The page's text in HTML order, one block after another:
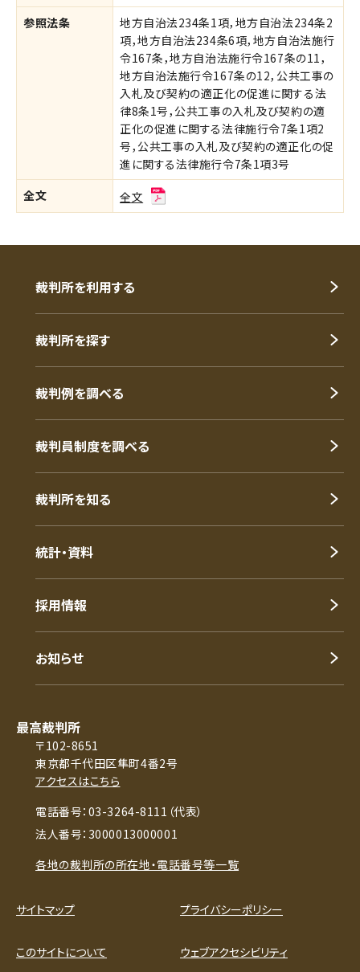
参照法条
地方自治法234条1項，地方自治法234条2
項，地方自治法234条6項，地方自治法施行
令167条，地方自治法施行令167条の11，
地方自治法施行令167条の12，公共工事の
入札及び契約の適正化の促進に関する法
律8条1号，公共工事の入札及び契約の適
正化の促進に関する法律施行令7条1項2
号，公共工事の入札及び契約の適正化の促
進に関する法律施行令7条1項3号
全文
全文
裁判所を利用する
裁判所を探す
裁判例を調べる
裁判員制度を調べる
裁判所を知る
統計・資料
採用情報
お知らせ
最高裁判所
〒102-8651
東京都千代田区隼町4番2号
アクセスはこちら
電話番号：03-3264-8111（代表）
法人番号：3000013000001
各地の裁判所の所在地・電話番号等一覧
サイトマップ プライバシーポリシー
このサイトについて ウェブアクセシビリティ